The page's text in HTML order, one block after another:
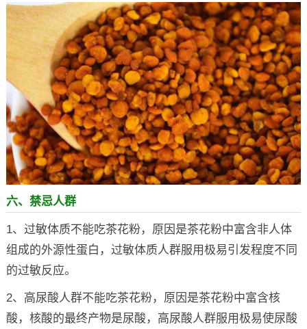
六、禁忌人群
1、过敏体质不能吃茶花粉，原因是茶花粉中富含非人体
组成的外源性蛋白，过敏体质人群服用极易引发程度不同
的过敏反应。
2、高尿酸人群不能吃茶花粉，原因是茶花粉中富含核
酸，核酸的最终产物是尿酸，高尿酸人群服用极易使尿酸